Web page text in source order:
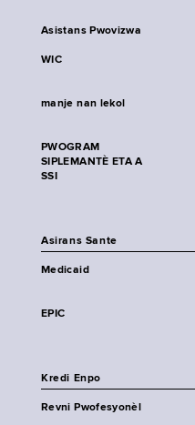
Asistans Pwovizwa
WIC
manje nan lekol
PWOGRAM
SIPLEMANTÈ ETA A
SSI
Asirans Sante
Medicaid
EPIC
Kredi Enpo
Revni Pwofesyonèl